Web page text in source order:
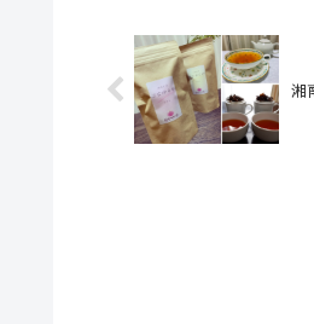
苗も含め、...
湘